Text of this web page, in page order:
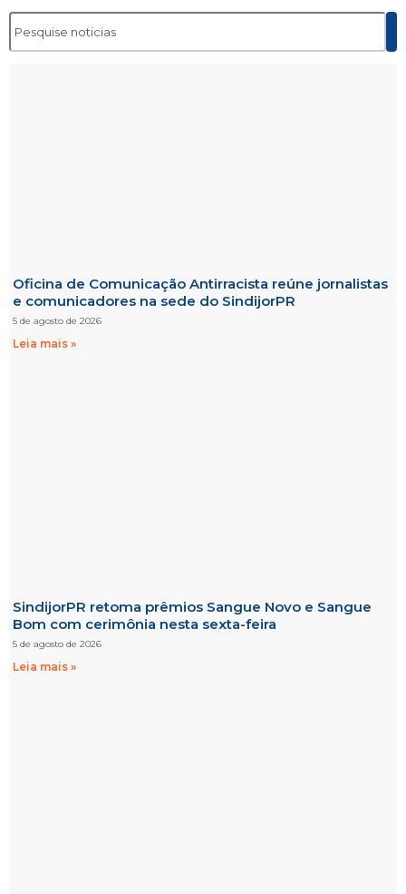
Oficina de Comunicação Antirracista reúne jornalistas
e comunicadores na sede do SindijorPR
5 de agosto de 2026
Leia mais »
SindijorPR retoma prêmios Sangue Novo e Sangue
Bom com cerimônia nesta sexta-feira
5 de agosto de 2026
Leia mais »